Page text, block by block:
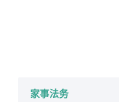
家事法务